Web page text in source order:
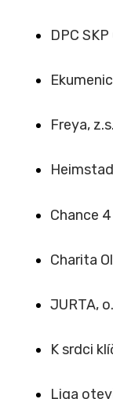
DPC
Freya, z.s.
Chance
Charita
JURTA,
K srdci
Liga